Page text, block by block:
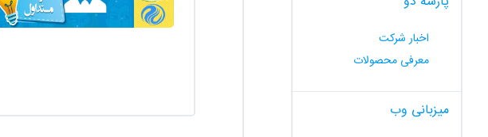
اخبار شرکت
معرفی محصولات
میزبانی وب